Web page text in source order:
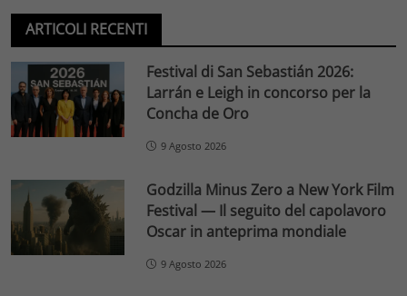
ARTICOLI RECENTI
Festival di San Sebastián 2026:
Larrán e Leigh in concorso per la
Concha de Oro
9 Agosto 2026
Godzilla Minus Zero a New York Film
Festival — Il seguito del capolavoro
Oscar in anteprima mondiale
9 Agosto 2026